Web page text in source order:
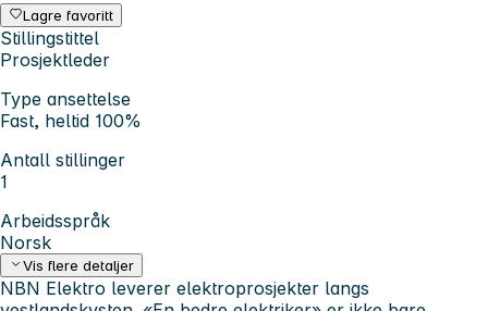
Lagre favoritt
Stillingstittel
Prosjektleder
Type ansettelse
Fast, heltid 100%
Antall stillinger
1
Arbeidsspråk
Norsk
Vis flere detaljer
NBN Elektro leverer elektroprosjekter langs